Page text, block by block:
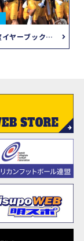
【2022年度イヤーブック作成のお知らせと協賛のお願い】